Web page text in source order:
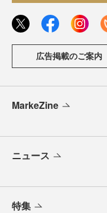
広告掲載のご案内
MarkeZine
ニュース
特集